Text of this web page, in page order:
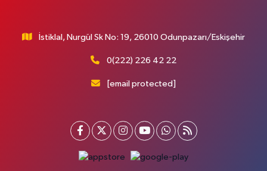
İstiklal, Nurgül Sk No: 19, 26010 Odunpazarı/Eskişehir
0(222) 226 42 22
[email protected]